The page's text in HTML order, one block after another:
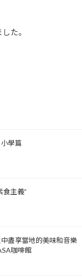
た。
學篇
食主義”
盡享當地的美味和音樂
咖啡館